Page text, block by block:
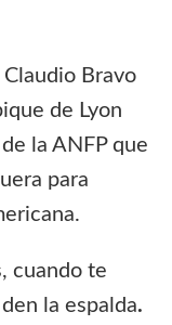
Claudio Bravo
de Lyon
la ANFP que
para
cuando te
la espalda.